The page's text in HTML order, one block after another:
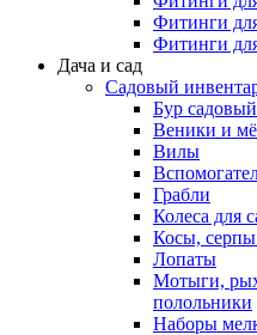
Фитинги
Фитинги
Дача и сад
Садовый
Бур садовый
Веники и
Вилы
Грабли
Колеса для
Косы,
Лопаты
Мотыги,
полольники
Наборы